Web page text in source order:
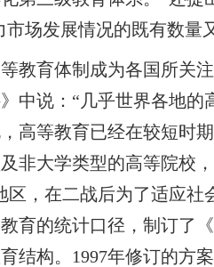
场发展情况的既有数量
教育体制成为各国所关注
中说：“几乎世界各地
高等教育已经在较短时
大学类型的高等院校
，在二战后为了适应
育的统计口径，制订了
结构。 1997年修订的方